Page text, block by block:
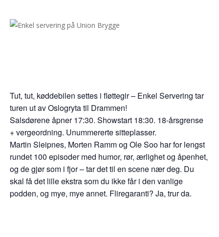
Tut, tut, køddebilen settes i fløttegir – Enkel Servering tar
turen ut av Oslogryta til Drammen!
Salsdørene åpner 17:30. Showstart 18:30. 18-årsgrense
+ vergeordning. Unummererte sitteplasser.
Martin Sleipnes, Morten Ramm og Ole Soo har for lengst
rundet 100 episoder med humor, rør, ærlighet og åpenhet,
og de gjør som i fjor – tar det til en scene nær deg. Du
skal få det lille ekstra som du ikke får i den vanlige
podden, og mye, mye annet. Fliregaranti? Ja, trur da.